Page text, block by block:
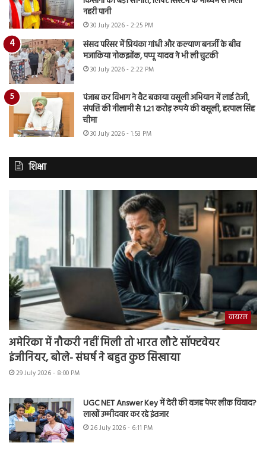
नहरी पानी
30 July 2026 - 2:25 PM
संसद परिसर में प्रियंका गांधी और कल्याण बनर्जी के बीच
मजाकिया नोकझोंक, पप्पू यादव ने भी ली चुटकी
30 July 2026 - 2:22 PM
पंजाब कर विभाग ने वैट बकाया वसूली अभियान में लाई तेजी,
संपत्ति की नीलामी से 1.21 करोड़ रुपये की वसूली, हरपाल सिंह
चीमा
30 July 2026 - 1:53 PM
शिक्षा
वायरल
अमेरिका में नौकरी नहीं मिली तो भारत लौटे सॉफ्टवेयर
इंजीनियर, बोले- संघर्ष ने बहुत कुछ सिखाया
29 July 2026 - 8:00 PM
UGC NET Answer Key में देरी की वजह पेपर लीक विवाद?
लाखों उम्मीदवार कर रहे इंतजार
26 July 2026 - 6:11 PM